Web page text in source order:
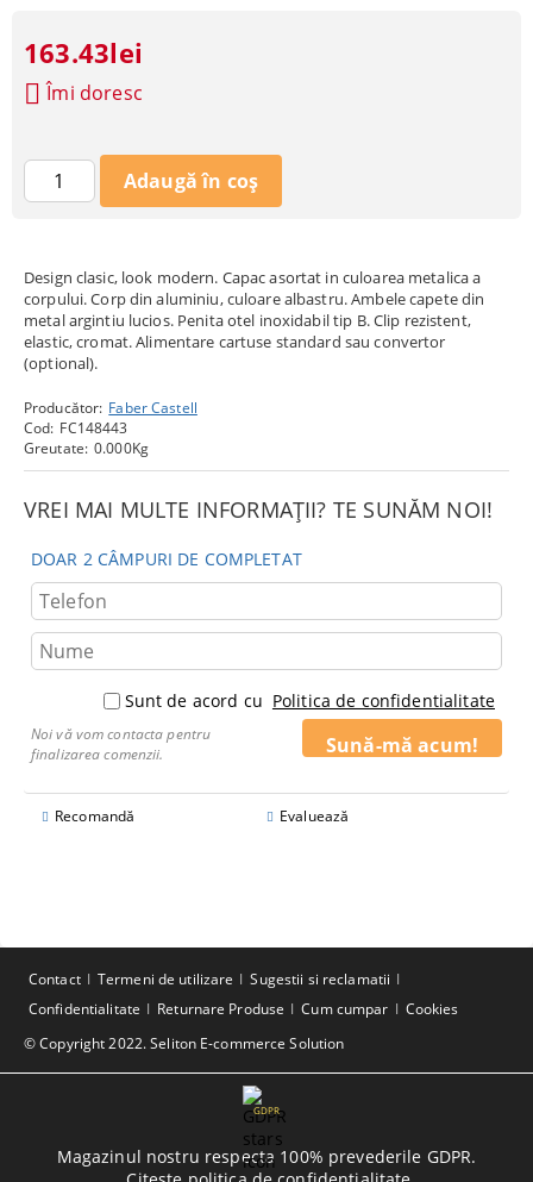
Design clasic, look modern. Capac asortat in culoarea metalica a
corpului. Corp din aluminiu, culoare albastru. Ambele capete din
metal argintiu lucios. Penita otel inoxidabil tip B. Clip rezistent,
elastic, cromat. Alimentare cartuse standard sau convertor
(optional).
Producător: Faber Castell
Cod: FC148443
Greutate: 0.000Kg
VREI MAI MULTE INFORMAȚII? TE SUNĂM NOI!
DOAR 2 CÂMPURI DE COMPLETAT
Sunt de acord cu Politica de confidentialitate
Noi vă vom contacta pentru
finalizarea comenzii.
Recomandă Evaluează
163.43lei
Îmi doresc
© Copyright 2022. Seliton E-commerce Solution
Contact Termeni de utilizare
Sugestii si reclamatii
Confidentialitate
Returnare Produse Cum cumpar Cookies
GDPR
Magazinul nostru respecta 100% prevederile GDPR.